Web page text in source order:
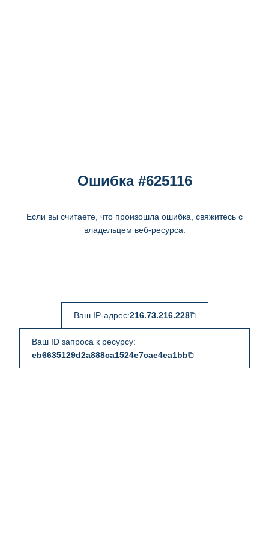
Ошибка #625116
Если вы считаете, что произошла ошибка, свяжитесь с
владельцем веб-ресурса.
Ваш IP-адрес:216.73.216.228
Ваш ID запроса к ресурсу:
eb6635129d2a888ca1524e7cae4ea1bb